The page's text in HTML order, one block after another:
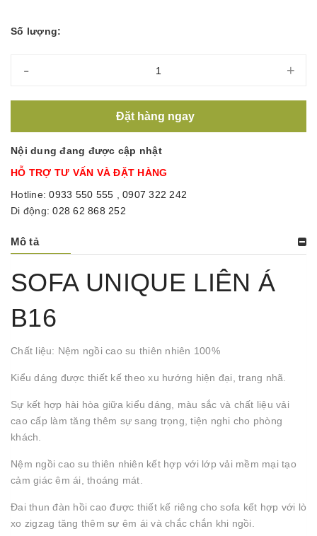
Số lượng:
- +
Đặt hàng ngay
Nội dung đang được cập nhật
HỖ TRỢ TƯ VẤN VÀ ĐẶT HÀNG
Hotline:0933 550 555
0907 322 242
Di động:028 62 868 252
Mô tả
SOFA UNIQUE LIÊN Á
B16
Chất liệu: Nệm ngồi cao su thiên nhiên 100%
Kiểu dáng được thiết kế theo xu hướng hiện đại, trang nhã.
Sự kết hợp hài hòa giữa kiểu dáng, màu sắc và chất liệu vải
cao cấp làm tăng thêm sự sang trọng, tiện nghi cho phòng
khách.
Nệm ngồi cao su thiên nhiên kết hợp với lớp vải mềm mại tạo
cảm giác êm ái, thoáng mát.
Đai thun đàn hồi cao được thiết kế riêng cho sofa kết hợp với lò
xo zigzag tăng thêm sự êm ái và chắc chắn khi ngồi.